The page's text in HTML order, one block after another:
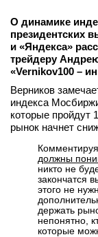
Стать
Вход
О динамике
президентских
и «Яндекса»
трейдеру
«Vernikov100 –
Верников
индекса
которые пройдут
рынок начнет
должны
никто не
закончатся
этого не
держать
непонятно,
которые